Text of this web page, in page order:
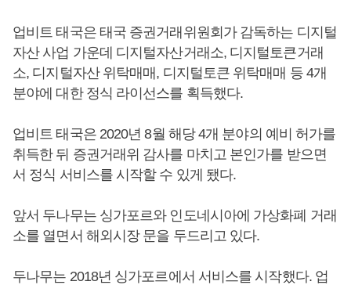
업비트 태국은 태국 증권거래위원회가 감독하는 디지털
자산 사업 가운데 디지털자산거래소, 디지털토큰거래
소, 디지털자산 위탁매매, 디지털토큰 위탁매매 등 4개
분야에 대한 정식 라이선스를 획득했다.
업비트 태국은 2020년 8월 해당 4개 분야의 예비 허가를
취득한 뒤 증권거래위 감사를 마치고 본인가를 받으면
서 정식 서비스를 시작할 수 있게 됐다.
앞서 두나무는 싱가포르와 인도네시아에 가상화폐 거래
소를 열면서 해외시장 문을 두드리고 있다.
두나무는 2018년 싱가포르에서 서비스를 시작했다. 업